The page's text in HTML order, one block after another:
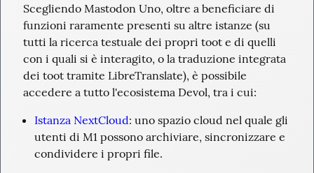
Scegliendo Mastodon Uno, oltre a beneficiare di
funzioni raramente presenti su altre istanze (su
tutti la ricerca testuale dei propri toot e di quelli
con i quali si è interagito, o la traduzione integrata
dei toot tramite LibreTranslate), è possibile
accedere a tutto l'ecosistema Devol, tra i cui:
Istanza NextCloud: uno spazio cloud nel quale gli
utenti di M1 possono archiviare, sincronizzare e
condividere i propri file.